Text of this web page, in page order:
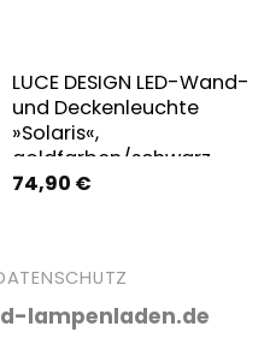
LUCE DESIGN LED-Wand-
und Deckenleuchte
»Solaris«,
goldfarben/schwarz,
inkl. Leuchtmittel, Breite:
74,90 €
lampenladen.de